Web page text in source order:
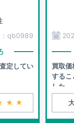
qb0989
定してい
買取
するこ
した。